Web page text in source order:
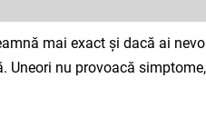
mai exact și dacă ai
nu provoacă